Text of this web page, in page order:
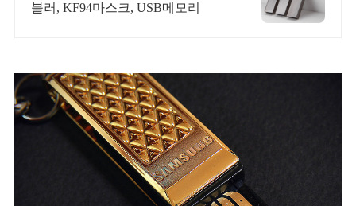
블러, KF94마스크, USB메모리